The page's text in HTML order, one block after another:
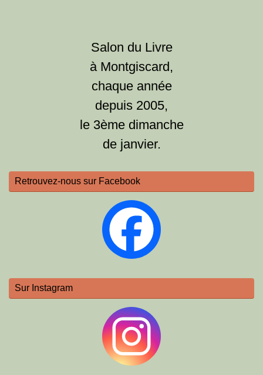
Salon du Livre
à Montgiscard,
chaque année
depuis 2005,
le 3ème dimanche
de janvier.
Retrouvez-nous sur Facebook
Sur Instagram